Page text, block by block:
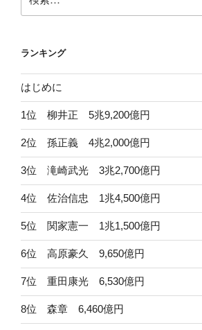
索:
ランキング
はじめに
1位 柳井正 5兆9,200億円
2位 孫正義 4兆2,000億円
3位 滝崎武光 3兆2,700億円
4位 佐治信忠 1兆4,500億円
5位 関家憲一 1兆1,500億円
6位 高原豪久 9,650億円
7位 重田康光 6,530億円
8位 森章 6,460億円